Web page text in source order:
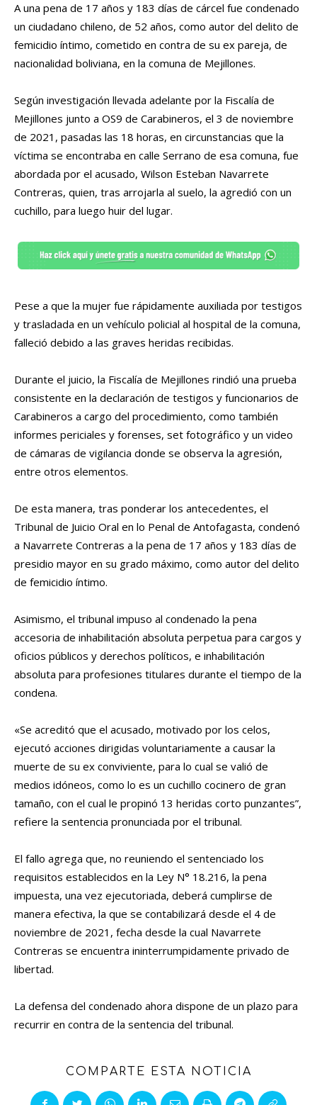
A una pena de 17 años y 183 días de cárcel fue condenado
un ciudadano chileno, de 52 años, como autor del delito de
femicidio íntimo, cometido en contra de su ex pareja, de
nacionalidad boliviana, en la comuna de Mejillones.
Según investigación llevada adelante por la Fiscalía de
Mejillones junto a OS9 de Carabineros, el 3 de noviembre
de 2021, pasadas las 18 horas, en circunstancias que la
víctima se encontraba en calle Serrano de esa comuna, fue
abordada por el acusado, Wilson Esteban Navarrete
Contreras, quien, tras arrojarla al suelo, la agredió con un
cuchillo, para luego huir del lugar.
Pese a que la mujer fue rápidamente auxiliada por testigos
y trasladada en un vehículo policial al hospital de la comuna,
falleció debido a las graves heridas recibidas.
Durante el juicio, la Fiscalía de Mejillones rindió una prueba
consistente en la declaración de testigos y funcionarios de
Carabineros a cargo del procedimiento, como también
informes periciales y forenses, set fotográfico y un video
de cámaras de vigilancia donde se observa la agresión,
entre otros elementos.
De esta manera, tras ponderar los antecedentes, el
Tribunal de Juicio Oral en lo Penal de Antofagasta, condenó
a Navarrete Contreras a la pena de 17 años y 183 días de
presidio mayor en su grado máximo, como autor del delito
de femicidio íntimo.
Asimismo, el tribunal impuso al condenado la pena
accesoria de inhabilitación absoluta perpetua para cargos y
oficios públicos y derechos políticos, e inhabilitación
absoluta para profesiones titulares durante el tiempo de la
condena.
«Se acreditó que el acusado, motivado por los celos,
ejecutó acciones dirigidas voluntariamente a causar la
muerte de su ex conviviente, para lo cual se valió de
medios idóneos, como lo es un cuchillo cocinero de gran
tamaño, con el cual le propinó 13 heridas corto punzantes”,
refiere la sentencia pronunciada por el tribunal.
El fallo agrega que, no reuniendo el sentenciado los
requisitos establecidos en la Ley N° 18.216, la pena
impuesta, una vez ejecutoriada, deberá cumplirse de
manera efectiva, la que se contabilizará desde el 4 de
noviembre de 2021, fecha desde la cual Navarrete
Contreras se encuentra ininterrumpidamente privado de
libertad.
La defensa del condenado ahora dispone de un plazo para
recurrir en contra de la sentencia del tribunal.
COMPARTE ESTA NOTICIA